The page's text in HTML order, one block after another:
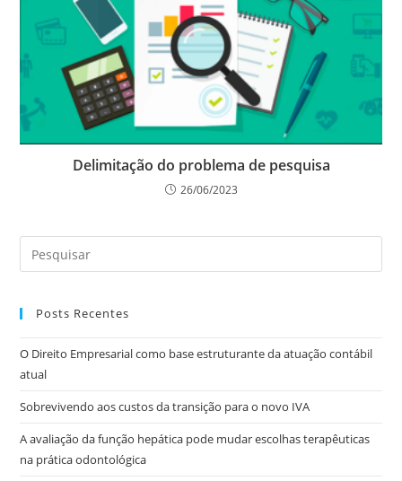
Delimitação do problema de pesquisa
26/06/2023
Posts Recentes
O Direito Empresarial como base estruturante da atuação contábil
atual
Sobrevivendo aos custos da transição para o novo IVA
A avaliação da função hepática pode mudar escolhas terapêuticas
na prática odontológica